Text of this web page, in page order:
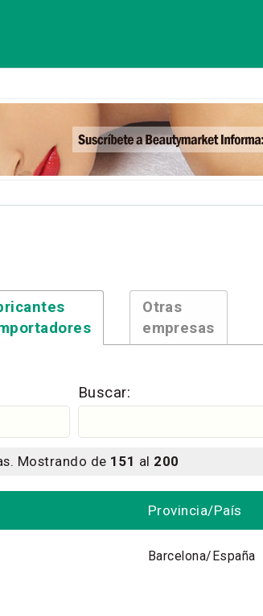
Otras
empresas
Buscar:
Mostrando de 151 al 200
Provincia/País
Barcelona/España